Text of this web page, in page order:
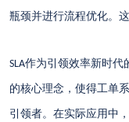
瓶颈并进行流程优化。
SLA作为引领效率新时代
的核心理念，使得工单
引领者。在实际应用中